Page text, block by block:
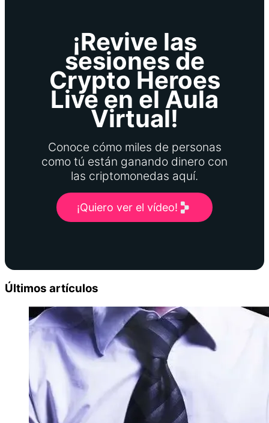
¡Revive las
sesiones de
Crypto Heroes
Live en el Aula
Virtual!
Conoce cómo miles de personas
como tú están ganando dinero con
las criptomonedas aquí.
¡Quiero ver el vídeo!
Últimos artículos